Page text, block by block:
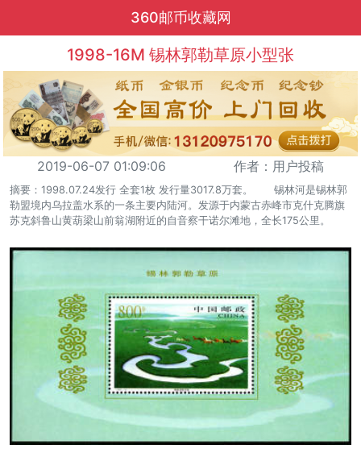
360邮币收藏网
1998-16M 锡林郭勒草原小型张
2019-06-07 01:09:06 作者：用户投稿
摘要：1998.07.24发行 全套1枚 发行量3017.8万套。 锡林河是锡林郭
勒盟境内乌拉盖水系的一条主要内陆河。发源于内蒙古赤峰市克什克腾旗
苏克斜鲁山黄葫梁山前翁湖附近的自音察干诺尔滩地，全长175公里。